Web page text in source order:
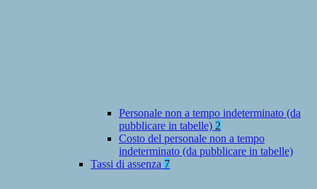
Personale non a tempo indeterminato (da
pubblicare in tabelle) 2
Costo del personale non a tempo
indeterminato (da pubblicare in tabelle)
Tassi di assenza 7